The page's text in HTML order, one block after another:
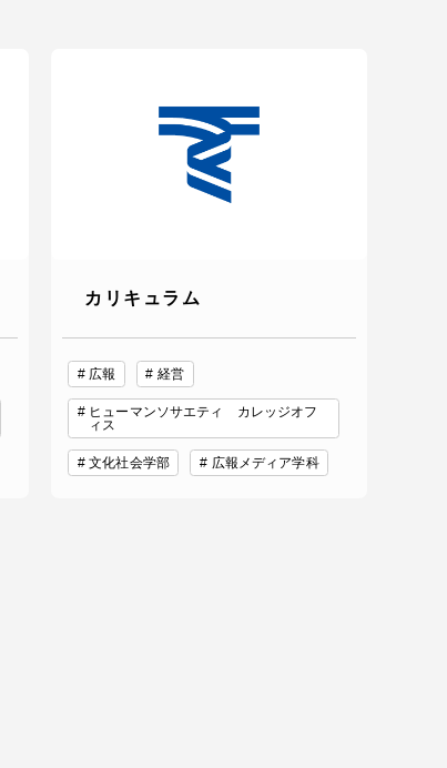
カリキュラム
広報 経営
ヒューマンソサエティ カレッジオフ
ィス
文化社会学部 広報メディア学科